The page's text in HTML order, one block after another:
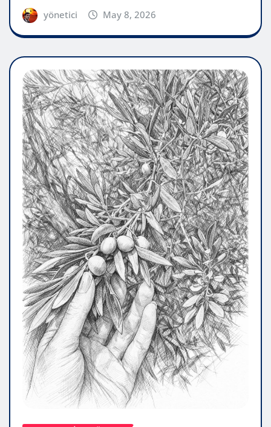
yönetici May 8, 2026